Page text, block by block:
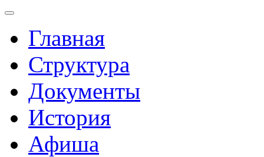
Главная
Структура
Документы
История
Афиша